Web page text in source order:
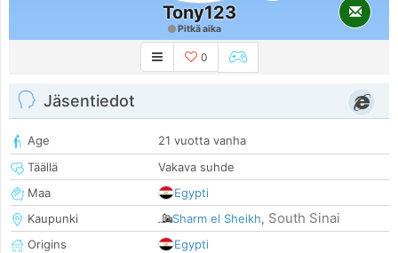
Tony123
Pitkä aika
0
Jäsentiedot
Age
21 vuotta vanha
Täällä
Vakava suhde
Maa
Egypti
Kaupunki
Sharm el Sheikh, South Sinai
Origins
Egypti